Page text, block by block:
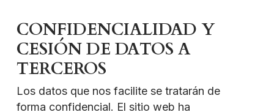
CONFIDENCIALIDAD Y
CESIÓN DE DATOS A
TERCEROS
Los datos que nos facilite se tratarán de
forma confidencial. El sitio web ha